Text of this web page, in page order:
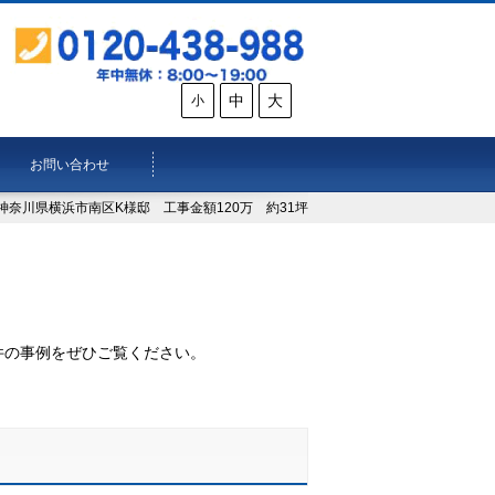
小 中 大
お問い合わせ
奈川県横浜市南区K様邸 工事金額120万 約31坪
事例をぜひご覧ください。